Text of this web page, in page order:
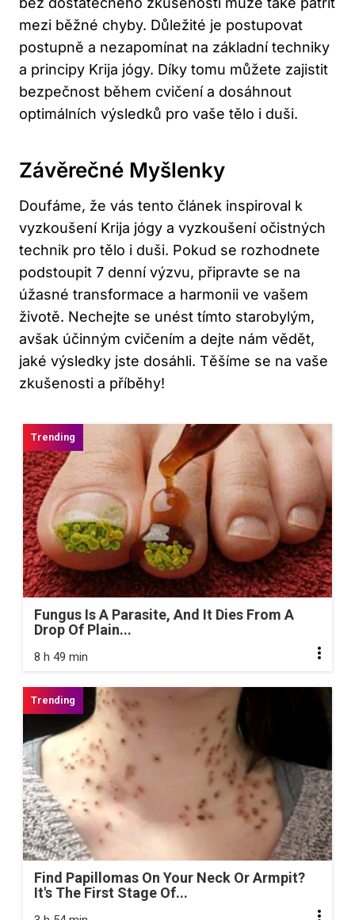
⁤mezi⁢ běžné chyby. Důležité je ⁢postupovat
postupně a nezapomínat⁣ na základní techniky
a principy Krija⁣ jógy. ⁤Díky tomu můžete zajistit
bezpečnost během cvičení a dosáhnout
optimálních ⁣výsledků pro vaše tělo⁣ i duši.
Závěrečné Myšlenky
Doufáme, ⁢že vás tento⁢ článek ⁢inspiroval k
vyzkoušení Krija ‍jógy a vyzkoušení očistných
technik pro tělo i duši. Pokud se‍ rozhodnete
podstoupit 7 denní⁣ výzvu, připravte se na
úžasné transformace ​a harmonii ve vašem
životě. Nechejte​ se unést tímto starobylým, ​
avšak účinným cvičením a dejte nám vědět,
jaké výsledky jste dosáhli. Těšíme⁤ se na vaše​
zkušenosti a ‍příběhy!
Fungus Is A Parasite, And It Dies From A
Drop Of Plain...
8 h 49 min
Find Papillomas On Your Neck Or Armpit?
It's The First Stage Of...